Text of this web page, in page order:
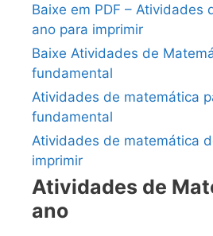
Baixe em PDF – Atividades
ano para imprimir
Baixe Atividades de
fundamental
Atividades de matemática
fundamental
Atividades de matemática
imprimir
Atividades de
ano